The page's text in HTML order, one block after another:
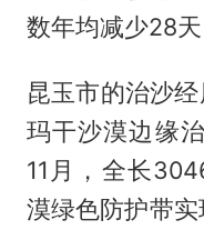
数年均减少28天
昆玉市的治沙
玛干沙漠边缘
11月，全长
漠绿色防护带